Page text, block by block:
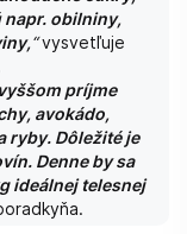
napr. obilniny,
“vysvetľuje
príjme
avokádo,
ryby. Dôležité je
Denne by sa
ideálnej telesnej